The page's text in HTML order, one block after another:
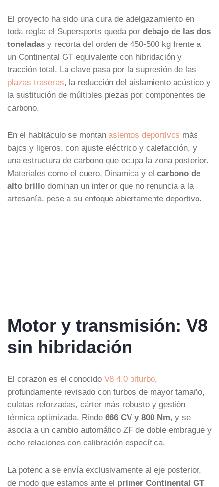
El proyecto ha sido una cura de adelgazamiento en
toda regla: el Supersports queda por debajo de las dos
toneladas y recorta del orden de 450-500 kg frente a
un Continental GT equivalente con hibridación y
tracción total. La clave pasa por la supresión de las
plazas traseras, la reducción del aislamiento acústico y
la sustitución de múltiples piezas por componentes de
carbono.
En el habitáculo se montan asientos deportivos más
bajos y ligeros, con ajuste eléctrico y calefacción, y
una estructura de carbono que ocupa la zona posterior.
Materiales como el cuero, Dinamica y el carbono de
alto brillo dominan un interior que no renuncia a la
artesanía, pese a su enfoque abiertamente deportivo.
Motor y transmisión: V8
sin hibridación
El corazón es el conocido V8 4.0 biturbo,
profundamente revisado con turbos de mayor tamaño,
culatas reforzadas, cárter más robusto y gestión
térmica optimizada. Rinde 666 CV y 800 Nm, y se
asocia a un cambio automático ZF de doble embrague y
ocho relaciones con calibración específica.
La potencia se envía exclusivamente al eje posterior,
de modo que estamos ante el primer Continental GT